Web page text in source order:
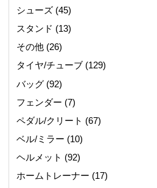
シューズ(45)
スタンド (13)
その他(26)
タイヤ/チューブ(129)
バッグ(92)
フェンダー (7)
ペダル/クリート (67)
ベル/ミラー (10)
ヘルメット (92)
ホームトレーナー (17)